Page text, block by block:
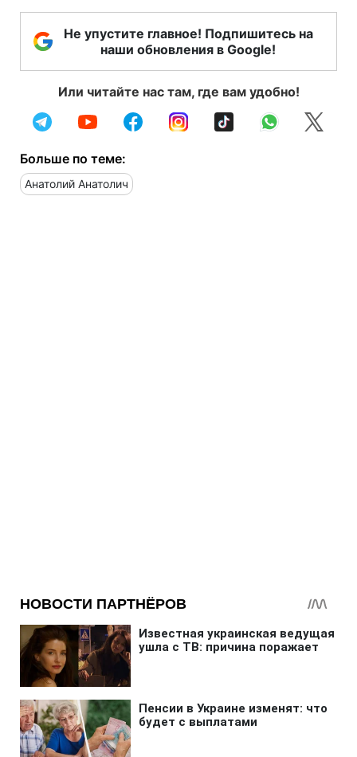
Не упустите главное! Подпишитесь на
наши обновления в Google!
Или читайте нас там, где вам удобно!
Больше по теме:
Анатолий Анатолич